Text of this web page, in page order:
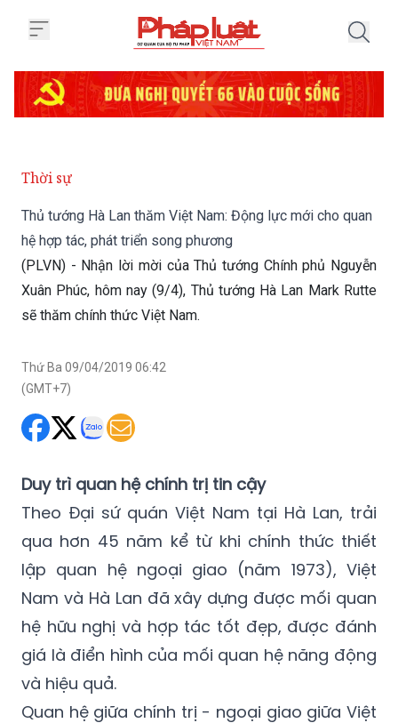
Thủ tướng Hà Lan thăm Việt Nam: Động lực mới cho quan
(PLVN) - Nhận lời mời của Thủ tướng Chính phủ Nguyễn
Xuân Phúc, hôm nay (9/4), Thủ tướng Hà Lan Mark Rutte
sẽ thăm chính thức Việt Nam.
Thứ Ba 09/04/2019 06:42
Duy trì quan hệ chính trị tin cậy
qua hơn 45 năm kể từ khi chính thức thiết
lập quan hệ ngoại giao (năm 1973), Việt
Nam và Hà Lan đã xây dựng được mối quan
hệ hữu nghị và hợp tác tốt đẹp, được đánh
giá là điển hình của mối quan hệ năng động
và hiệu quả.
Quan hệ giữa chính trị - ngoại giao giữa Việt
Nam và Hà Lan trong những năm qua ngày